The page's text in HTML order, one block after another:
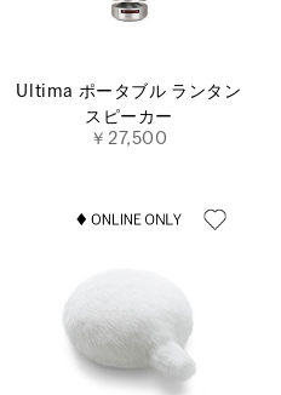
Ultima ポータブル ランタン
スピーカー
￥27,500